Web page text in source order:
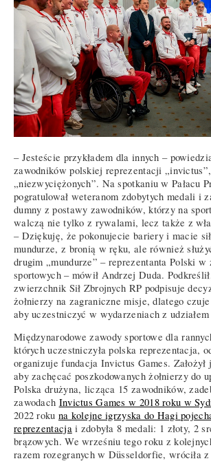
– Jesteście przykładem dla innych –
zawodników polskiej reprezentacji
„niezwyciężonych”. Na spotkaniu w Pałacu
pogratulował weteranom zdobytych medali i
dumny z postawy zawodników, którzy na
walczą nie tylko z rywalami, lecz także z
– Dziękuję, że pokonujecie bariery i macie
mundurze, z bronią w ręku, ale również
drugim „mundurze” – reprezentanta Polski w
sportowych – mówił Andrzej Duda.
zwierzchnik Sił Zbrojnych RP podpisuje
żołnierzy na zagraniczne misje, dlatego
aby uczestniczyć w wydarzeniach z
Międzynarodowe zawody sportowe dla
których uczestniczyła polska reprezentacja,
organizuje fundacja Invictus Games.
aby zachęcać poszkodowanych żołnierzy do
Polska drużyna, licząca 15 zawodników,
zawodach Invictus Games w 2018 roku w
2022 roku na kolejne igrzyska do Hagi
reprezentacjai zdobyła 8 medali: 1 złoty, 2
brązowych. We wrześniu tego roku z
razem rozegranych w Düsseldorfie, wróciła